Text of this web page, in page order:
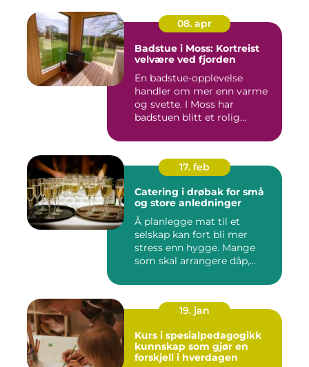
08. apr
Badstue i Moss: Kortreist
velvære ved fjorden
En badstue-opplevelse
handler om mer enn varme
og svette. I Moss har
badstuen blitt et rolig
17. feb
Catering i drøbak for små
og store anledninger
Å planlegge mat til et
selskap kan fort bli mer
stress enn hygge. Mange
som skal arrangere dåp,
19. jan
Kurs i spesialpedagogikk
kunnskap som gjør en
forskjell i hverdagen